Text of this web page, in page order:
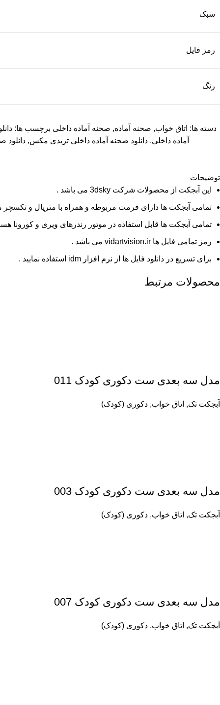
سبک
رمز فایل
رنگ
دسته ها: اتاق خواب, صحنه آماده, صحنه آماده داخلی برچسب ها:
آماده داخلی, دانلود صحنه آماده داخلی تریدی مکس, دانلود
توضیحات
این آبجکت از محصولات شرکت 3dsky می باشد .
تمامی آبجکت ها دارای فرمت مربوطه و همراه با متریال و تکسچر
تمامی آبجکت ها قابل استفاده در موتور رندرهای ویری و کورونا
رمز تمامی فایل ها vidartvision.ir می باشد .
برای تسریع در دانلود فایل ها از نرم افزار idm استفاده نمایید .
محصولات مرتبط
مدل سه بعدی ست دکوری کودک 011
آبجکت تک, اتاق خواب, دکوری (کودک)
مدل سه بعدی ست دکوری کودک 003
آبجکت تک, اتاق خواب, دکوری (کودک)
مدل سه بعدی ست دکوری کودک 007
آبجکت تک, اتاق خواب, دکوری (کودک)